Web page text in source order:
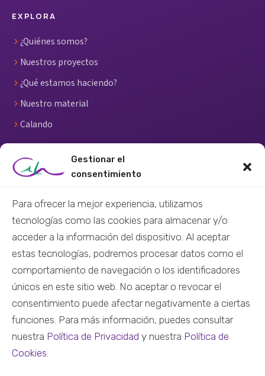
Gestionar el
consentimiento
Para ofrecer la mejor experiencia, utilizamos
tecnologías como las cookies para almacenar y/o
acceder a la información del dispositivo. Al aceptar
estas tecnologías, podremos procesar datos como el
comportamiento de navegación o los identificadores
únicos en este sitio web. No aceptar o revocar el
consentimiento puede afectar negativamente a ciertas
funciones. Para más información, puedes consultar
nuestra Política de Privacidad y nuestra Política de
Cookies.
EXPLORA
¿Quiénes somos?
Nuestros proyectos
¿Qué estamos haciendo?
Nuestro material
Calando
RECURSOS
Material didáctico
Material audiovisual
Nuestras redes
CONTACTO
+34 684 45 12 27
info@colectivocala.org